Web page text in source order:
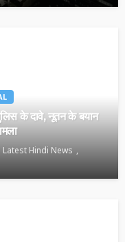
के दावे, नूतन के बयान
Latest Hindi News